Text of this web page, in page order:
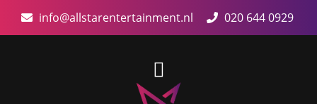
info@allstarentertainment.nl 020 644 0929